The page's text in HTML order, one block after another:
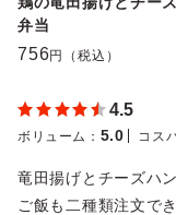
弁当
756円（税込）
4.5
ボリューム ： 5.0 コス
竜田揚げとチーズハ
ご飯も二種類注文で